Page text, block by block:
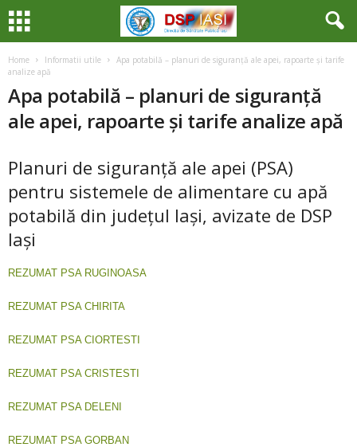
Home Informatii utile
Apa potabilă – planuri de siguranță ale apei, rapoarte și tarife
analize apă
Apa potabilă – planuri de siguranță
ale apei, rapoarte și tarife analize apă
Planuri de siguranță ale apei (PSA)
pentru sistemele de alimentare cu apă
potabilă din județul Iași, avizate de DSP
Iași
REZUMAT PSA RUGINOASA
REZUMAT PSA CHIRITA
REZUMAT PSA CIORTESTI
REZUMAT PSA CRISTESTI
REZUMAT PSA DELENI
REZUMAT PSA GORBAN